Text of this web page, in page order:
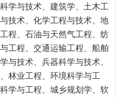
学与技术、建筑学、土木工
技术、化学工程与技术、地
程、石油与天然气工程、纺
工程、交通运输工程、船舶
与技术、兵器科学与技术、
林业工程、环境科学与工
学与工程、城乡规划学、软